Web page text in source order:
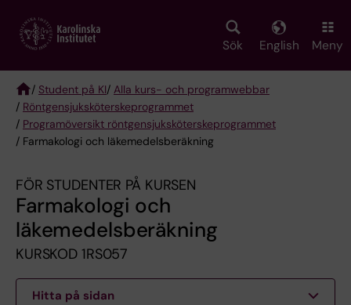
main
Sök English Meny
Breadcrumb
/ Student på KI/ Alla kurs- och programwebbar
/ Röntgen­sjuk­sköterske­programmet
/ Programöversikt röntgensjuksköterskeprogrammet
/ Farmakologi och läkemedelsberäkning
FÖR STUDENTER PÅ KURSEN
Farmakologi och
läkemedelsberäkning
KURSKOD 1RS057
Hitta på sidan